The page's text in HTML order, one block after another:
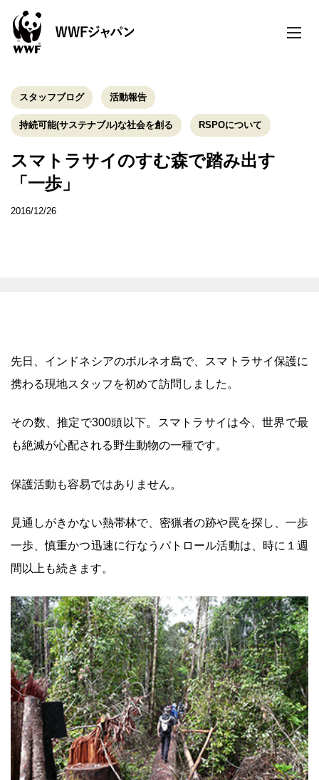
toggle
スタッフブログ 活動報告
持続可能(サステナブル)な社会を創る RSPOについて
スマトラサイのすむ森で踏み出す
「一歩」
2016/12/26
先日、インドネシアのボルネオ島で、スマトラサイ保護に
携わる現地スタッフを初めて訪問しました。
その数、推定で300頭以下。スマトラサイは今、世界で最
も絶滅が心配される野生動物の一種です。
保護活動も容易ではありません。
見通しがきかない熱帯林で、密猟者の跡や罠を探し、一歩
一歩、慎重かつ迅速に行なうパトロール活動は、時に１週
間以上も続きます。